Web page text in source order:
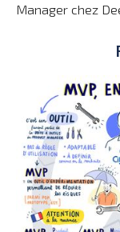
Manager chez